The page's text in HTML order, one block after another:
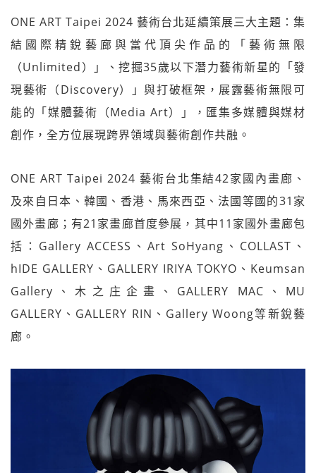
ONE ART Taipei 2024 藝術台北延續策展三大主題：集
結國際精銳藝廊與當代頂尖作品的「藝術無限
（Unlimited）」、挖掘35歲以下潛力藝術新星的「發
現藝術（Discovery）」與打破框架，展露藝術無限可
能的「媒體藝術（Media Art）」，匯集多媒體與媒材
創作，全方位展現跨界領域與藝術創作共融。
ONE ART Taipei 2024 藝術台北集結42家國內畫廊、
及來自日本、韓國、香港、馬來西亞、法國等國的31家
國外畫廊；有21家畫廊首度參展，其中11家國外畫廊包
括：Gallery ACCESS、Art SoHyang、COLLAST、
hIDE GALLERY、GALLERY IRIYA TOKYO、Keumsan
Gallery、木之庄企畫、GALLERY MAC、MU
GALLERY、GALLERY RIN、Gallery Woong等新銳藝
廊。